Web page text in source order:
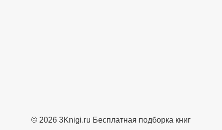
© 2026 3Knigi.ru Бесплатная подборка книг